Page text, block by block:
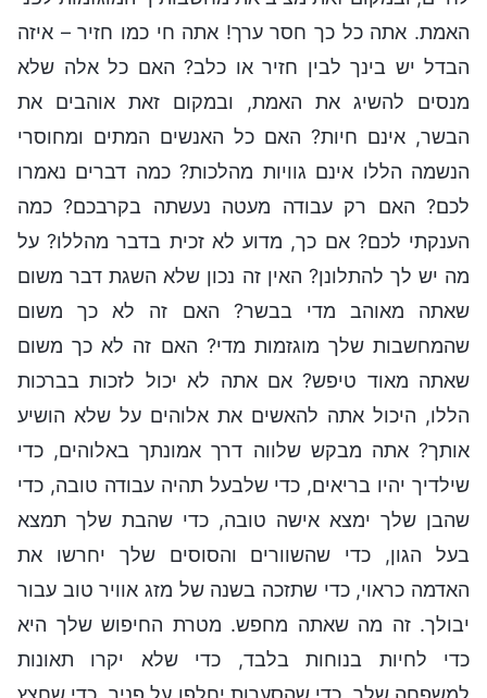
האמת. אתה כל כך חסר ערך! אתה חי כמו חזיר – איזה
הבדל יש בינך לבין חזיר או כלב? האם כל אלה שלא
מנסים להשיג את האמת, ובמקום זאת אוהבים את
הבשר, אינם חיות? האם כל האנשים המתים ומחוסרי
הנשמה הללו אינם גוויות מהלכות? כמה דברים נאמרו
לכם? האם רק עבודה מעטה נעשתה בקרבכם? כמה
הענקתי לכם? אם כך, מדוע לא זכית בדבר מהללו? על
מה יש לך להתלונן? האין זה נכון שלא השגת דבר משום
שאתה מאוהב מדי בבשר? האם זה לא כך משום
שהמחשבות שלך מוגזמות מדי? האם זה לא כך משום
שאתה מאוד טיפש? אם אתה לא יכול לזכות בברכות
הללו, היכול אתה להאשים את אלוהים על שלא הושיע
אותך? אתה מבקש שלווה דרך אמונתך באלוהים, כדי
שילדיך יהיו בריאים, כדי שלבעל תהיה עבודה טובה, כדי
שהבן שלך ימצא אישה טובה, כדי שהבת שלך תמצא
בעל הגון, כדי שהשוורים והסוסים שלך יחרשו את
האדמה כראוי, כדי שתזכה בשנה של מזג אוויר טוב עבור
יבולך. זה מה שאתה מחפש. מטרת החיפוש שלך היא
כדי לחיות בנוחות בלבד, כדי שלא יקרו תאונות